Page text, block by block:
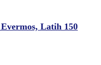
Latih 150